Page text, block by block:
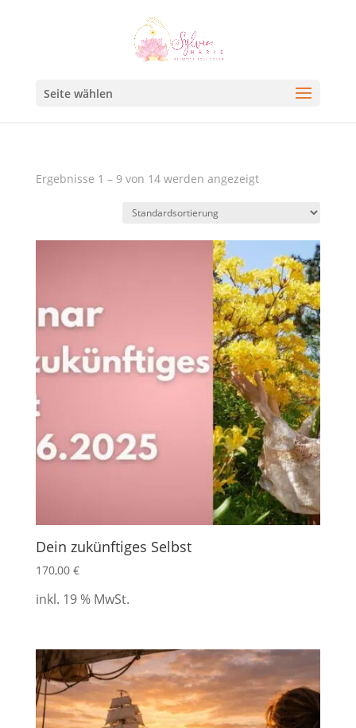
Seite wählen
Ergebnisse 1 – 9 von 14 werden angezeigt
Dein zukünftiges Selbst
170,00 €
inkl. 19 % MwSt.